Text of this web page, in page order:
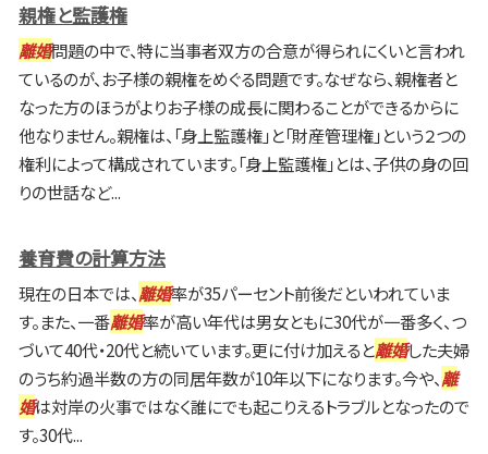
親権と監護権
離婚問題の中で、特に当事者双方の合意が得られにくいと言われ
ているのが、お子様の親権をめぐる問題です。なぜなら、親権者と
なった方のほうがよりお子様の成長に関わることができるからに
他なりません。親権は、「身上監護権」と「財産管理権」という２つの
権利によって構成されています。「身上監護権」とは、子供の身の回
りの世話など...
養育費の計算方法
現在の日本では、離婚率が35パーセント前後だといわれていま
す。また、一番離婚率が高い年代は男女ともに30代が一番多く、つ
づいて40代・20代と続いています。更に付け加えると離婚した夫婦
のうち約過半数の方の同居年数が10年以下になります。今や、離
婚は対岸の火事ではなく誰にでも起こりえるトラブルとなったので
す。30代...